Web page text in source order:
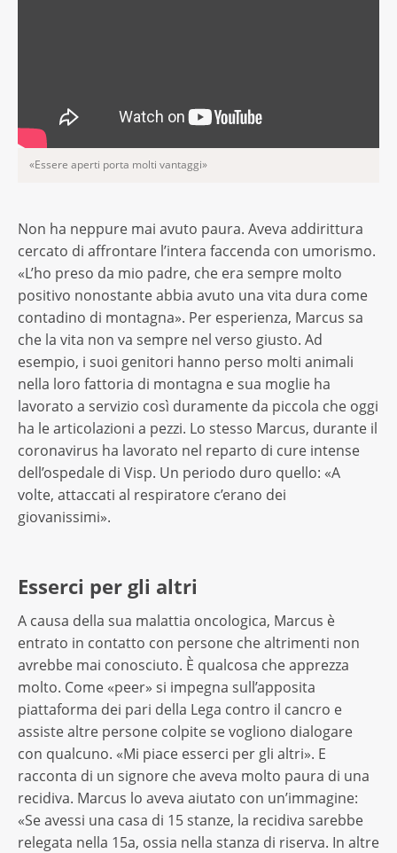
«Essere aperti porta molti vantaggi»
Non ha neppure mai avuto paura. Aveva addirittura
cercato di affrontare l’intera faccenda con umorismo.
«L’ho preso da mio padre, che era sempre molto
positivo nonostante abbia avuto una vita dura come
contadino di montagna». Per esperienza, Marcus sa
che la vita non va sempre nel verso giusto. Ad
esempio, i suoi genitori hanno perso molti animali
nella loro fattoria di montagna e sua moglie ha
lavorato a servizio così duramente da piccola che oggi
ha le articolazioni a pezzi. Lo stesso Marcus, durante il
coronavirus ha lavorato nel reparto di cure intense
dell’ospedale di Visp. Un periodo duro quello: «A
volte, attaccati al respiratore c’erano dei
giovanissimi».
Esserci per gli altri
A causa della sua malattia oncologica, Marcus è
entrato in contatto con persone che altrimenti non
avrebbe mai conosciuto. È qualcosa che apprezza
molto. Come «peer» si impegna sull’apposita
piattaforma dei pari della Lega contro il cancro e
assiste altre persone colpite se vogliono dialogare
con qualcuno. «Mi piace esserci per gli altri». E
racconta di un signore che aveva molto paura di una
recidiva. Marcus lo aveva aiutato con un’immagine:
«Se avessi una casa di 15 stanze, la recidiva sarebbe
relegata nella 15a, ossia nella stanza di riserva. In altre